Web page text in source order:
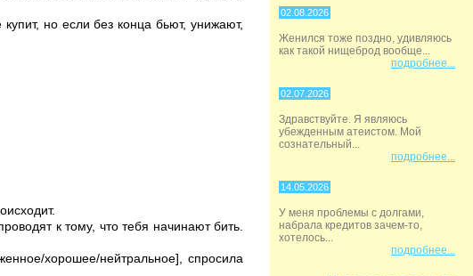
но если без конца бьют, унижают,
к тому, что тебя начинают бить.
хорошее/нейтральное], спросила
02.08.2026
Женился тоже поздно, удивляюсь
как такой нищеброд вообще...
подробнее...
02.07.2026
Здравствуйте. Я являюсь
убежденным атеистом. Мой
сознательный...
подробнее...
14.05.2026
У меня проблемы с долгами,
набрала кредитов зачем-то,
хотелось...
подробнее...